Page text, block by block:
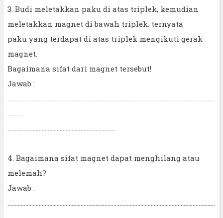
3. Budi meletakkan paku di atas triplek, kemudian
meletakkan magnet di bawah triplek. ternyata
paku yang terdapat di atas triplek mengikuti gerak
magnet.
Bagaimana sifat dari magnet tersebut!
Jawab :
...........................................................................................................................................
..........
........................................................................
4. Bagaimana sifat magnet dapat menghilang atau
melemah?
Jawab :
...........................................................................................................................................